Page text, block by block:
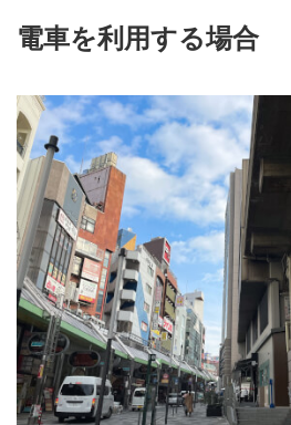
電車を利用する場合